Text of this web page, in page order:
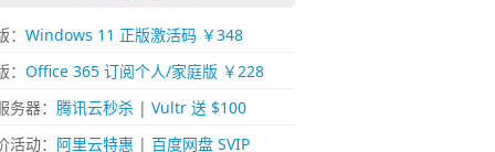
Windows 11 正版激活码 ￥348
Office 365 订阅个人/家庭版 ￥228
务器： 腾讯云秒杀| Vultr 送 $100
活动： 阿里云特惠 | 百度网盘 SVIP